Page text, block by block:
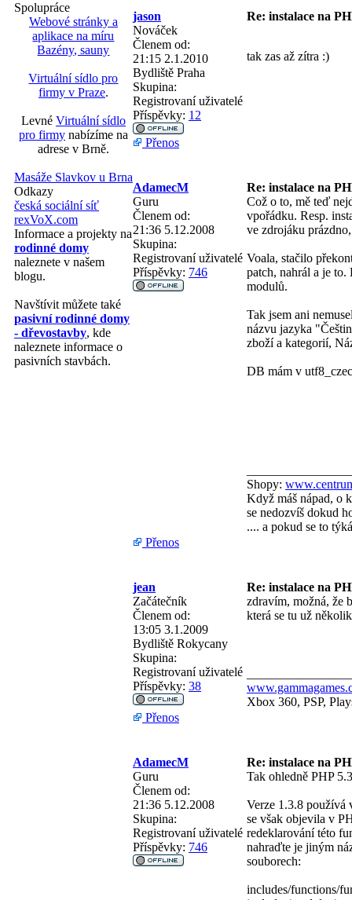
Spolupráce
Webové stránky a
aplikace na míru
Bazény, sauny
Virtuální sídlo pro
firmy v Praze.
Levné Virtuální sídlo
pro firmy nabízíme na
adrese v Brně.
Masáže Slavkov u Brna
Odkazy
česká sociální síť
rexVoX.com
Informace a projekty na
rodinné domy
naleznete v našem
blogu.
Navštívit můžete také
pasivní rodinné domy
- dřevostavby, kde
naleznete informace o
pasivních stavbách.
jason
Re: instalace na
Nováček
Členem od:
21:15 2.1.2010
Bydliště Praha
Skupina:
Registrovaní uživatelé
Příspěvky: 12
tak zas až zítra :)
Přenos
AdamecM
Re: instalace na
Guru
Členem od:
21:36 5.12.2008
Skupina:
Registrovaní uživatelé
Příspěvky: 746
Což o to, mě teď
vpořádku. Resp.
ve zdrojáku
Voala, stačilo
patch, nahrál a je
modulů.
Tak jsem ani
názvu jazyka
zboží a kategorií,
DB mám v
Shopy:
Když máš nápad, o
se nedozvíš dokud
.... a pokud se to
Přenos
jean
Re: instalace na
Začátečník
Členem od:
13:05 3.1.2009
Bydliště Rokycany
Skupina:
Registrovaní uživatelé
Příspěvky: 38
zdravím, možná, že
která se tu už
Xbox 360, PSP,
Přenos
AdamecM
Re: instalace na
Guru
Členem od:
21:36 5.12.2008
Skupina:
Registrovaní uživatelé
Příspěvky: 746
Tak ohledně PHP
Verze 1.3.8 používá
se však objevila v
redeklarování této
nahraďte je jiným
souborech:
includes/functions/